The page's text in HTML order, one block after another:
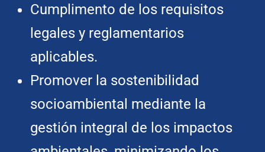
Cumplimento de los requisitos
legales y reglamentarios
aplicables.
Promover la sostenibilidad
socioambiental mediante la
gestión integral de los impactos